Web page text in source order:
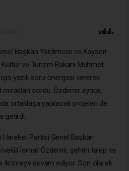
Başkan Yardımcısı ve Kayseri
ve Turizm Bakanı Mehmet
yazılı soru önergesi vererek
sordu. Özdemir ayrıca,
ortaklaşa yapılacak projeleri de
getirdi.
Hareket Partisi Genel Başkan
İsmail Özdemir, şehrin talep ve
iletmeye devam ediyor. Son olarak